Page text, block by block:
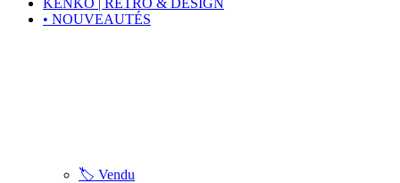
• NOUVEAUTÉS
🏷️ Vendu